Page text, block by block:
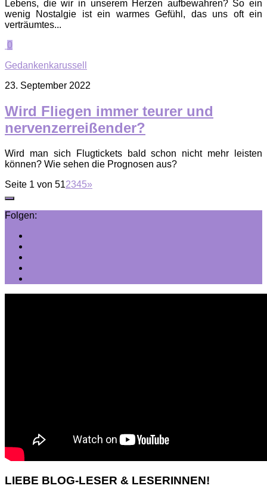
Lebens, die wir in unserem Herzen aufbewahren? So ein
wenig Nostalgie ist ein warmes Gefühl, das uns oft ein
verträumtes...
0
Gedankenkarussell
23. September 2022
Wird Fliegen immer teurer und
nervenzerreißender?
Wird man sich Flugtickets bald schon nicht mehr leisten
können? Wie sehen die Prognosen aus?
Seite 1 von 512345»
Folgen:
LIEBE BLOG-LESER & LESERINNEN!